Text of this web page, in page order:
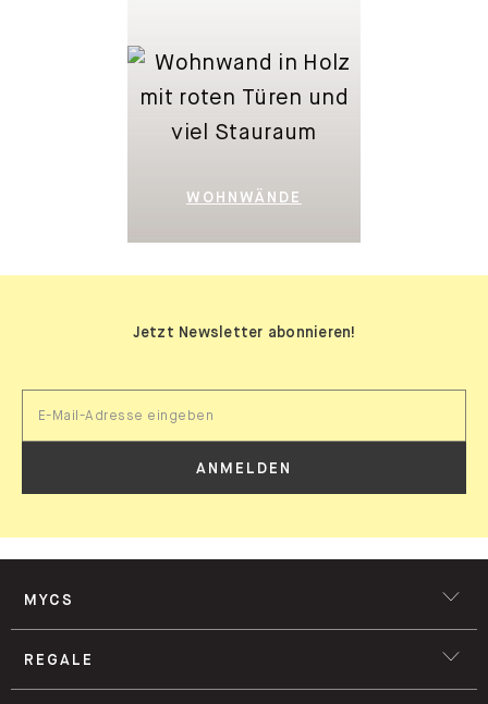
WOHNWÄNDE
Jetzt Newsletter abonnieren!
ANMELDEN
MYCS
REGALE